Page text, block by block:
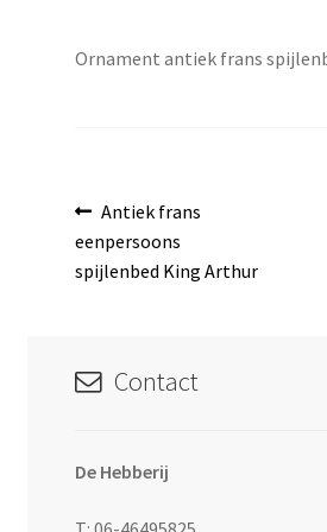
Ornament antiek frans
Bericht
navigatie
Vorig
bericht:
Antiek frans
eenpersoons
spijlenbed King Arthur
Contact
De Hebberij